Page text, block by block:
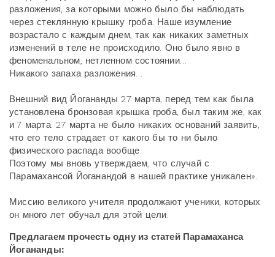
разложения, за которыми можно было бы наблюдать
через стеклянную крышку гроба. Наше изумление
возрастало с каждым днем, так как никаких заметных
изменений в теле не происходило. Оно было явно в
феноменальном, нетленном состоянии…
Никакого запаха разложения…
Внешний вид Йогананды 27 марта, перед тем как была
установлена бронзовая крышка гроба, был таким же, как
и 7 марта. 27 марта не было никаких оснований заявить,
что его тело страдает от какого бы то ни было
физического распада вообще.
Поэтому мы вновь утверждаем, что случай с
Парамахансой Йоганандой в нашей практике уникален».
Миссию великого учителя продолжают ученики, которых
он много лет обучал для этой цели.
Предлагаем прочесть одну из статей Парамаханса
Йогананды: